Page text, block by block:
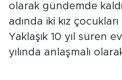
olarak gündemde
adında iki kız
Yaklaşık 10 yıl süren
yılında anlaşmalı